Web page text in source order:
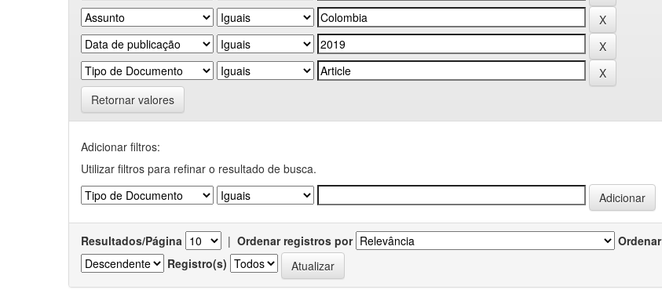
Retornar valores
Adicionar filtros:
Utilizar filtros para refinar o resultado de busca.
Resultados/Página | Ordenar registros por
Ordenar
Registro(s)